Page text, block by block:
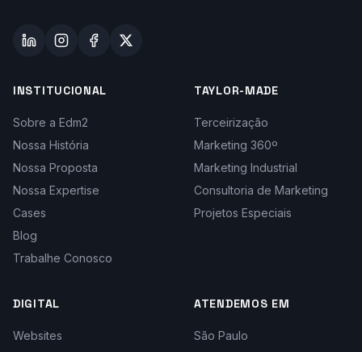
INSTITUCIONAL
Sobre a Edm2
Nossa História
Nossa Proposta
Nossa Expertise
Cases
Blog
Trabalhe Conosco
TAYLOR-MADE
Terceirização
Marketing 360º
Marketing Industrial
Consultoria de Marketing
Projetos Especiais
DIGITAL
Websites
ATENDEMOS EM
São Paulo